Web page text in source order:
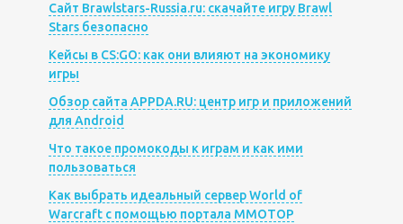
Сайт Brawlstars-Russia.ru: скачайте игру Brawl
Stars безопасно
Кейсы в CS:GO: как они влияют на экономику
игры
Обзор сайта APPDA.RU: центр игр и приложений
для Android
Что такое промокоды к играм и как ими
пользоваться
Как выбрать идеальный сервер World of
Warcraft с помощью портала MMOTOP